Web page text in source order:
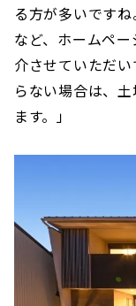
る方が多いです
など、ホームペ
介させていただ
らない場合は、
ます。」